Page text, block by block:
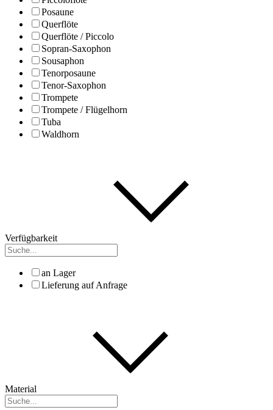
Posaune
Querflöte
Querflöte / Piccolo
Sopran-Saxophon
Sousaphon
Tenorposaune
Tenor-Saxophon
Trompete
Trompete / Flügelhorn
Tuba
Waldhorn
Verfügbarkeit
an Lager
Lieferung auf Anfrage
Material